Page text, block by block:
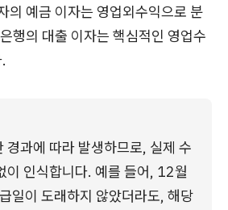
의 예금 이자는 영업외수익으로 분
행의 대출 이자는 핵심적인 영업수
경과에 따라 발생하므로, 실제 수
이 인식합니다. 예를 들어, 12월
일이 도래하지 않았더라도, 해당